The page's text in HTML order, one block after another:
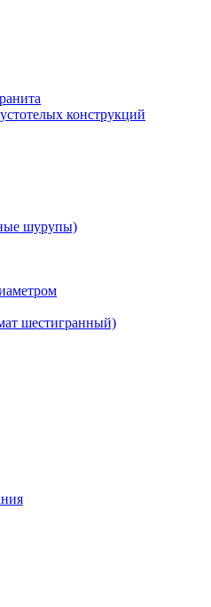
конструкций
шурупы)
шестигранный)